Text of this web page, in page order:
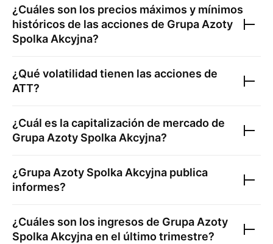
¿Cuáles son los precios máximos y mínimos
históricos de las acciones de Grupa Azoty
Spolka Akcyjna?
¿Qué volatilidad tienen las acciones de
ATT?
¿Cuál es la capitalización de mercado de
Grupa Azoty Spolka Akcyjna?
¿Grupa Azoty Spolka Akcyjna publica
informes?
¿Cuáles son los ingresos de Grupa Azoty
Spolka Akcyjnaen el último trimestre?